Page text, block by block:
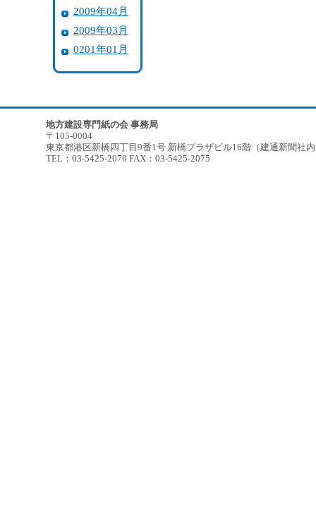
2009年04月
2009年03月
0201年01月
地方建設専門紙の会 事務局
〒105-0004
東京都港区新橋四丁目9番1号 新橋プラザビル16階（建通新聞社
TEL：03-5425-2070 FAX：03-5425-2075